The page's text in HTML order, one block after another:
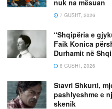
nuk na mësuan
7 GUSHT, 2026
“Shqipëria e
Faik Konica
Durhamit në
6 GUSHT, 2026
Stavri Shkurti,
pashlyeshme e
skenik